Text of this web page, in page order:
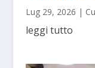
Lug 29, 2026 |
leggi tutto